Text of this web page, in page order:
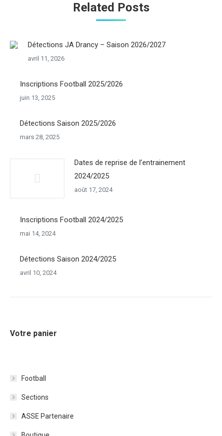
Related Posts
Détections JA Drancy – Saison 2026/2027
avril 11, 2026
Inscriptions Football 2025/2026
juin 13, 2025
Détections Saison 2025/2026
mars 28, 2025
Dates de reprise de l’entrainement
2024/2025
août 17, 2024
Inscriptions Football 2024/2025
mai 14, 2024
Détections Saison 2024/2025
avril 10, 2024
Votre panier
Football
Sections
ASSE Partenaire